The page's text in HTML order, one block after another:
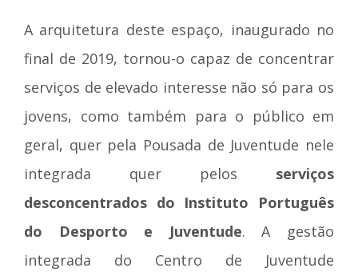
A arquitetura deste espaço, inaugurado no
final de 2019, tornou-o capaz de concentrar
serviços de elevado interesse não só para os
jovens, como também para o público em
geral, quer pela Pousada de Juventude nele
integrada quer pelos serviços
desconcentrados do Instituto Português
do Desporto e Juventude. A gestão
integrada do Centro de Juventude